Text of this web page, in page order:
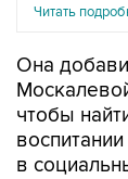
Читать
Она
чтобы
в